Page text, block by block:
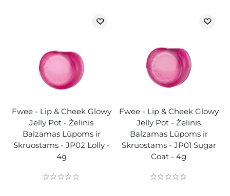
Fwee - Lip & Cheek Glowy
Jelly Pot - Želinis
Balzamas Lūpoms ir
Skruostams - JP02 Lolly -
4g
Fwee - Lip & Cheek Glowy
Jelly Pot - Želinis
Balzamas Lūpoms ir
Skruostams - JP01 Sugar
Coat - 4g